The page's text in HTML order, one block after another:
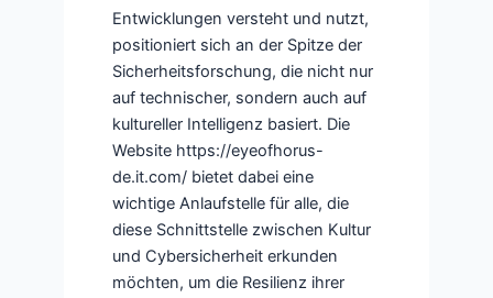
Entwicklungen versteht und nutzt,
positioniert sich an der Spitze der
Sicherheitsforschung, die nicht nur
auf technischer, sondern auch auf
kultureller Intelligenz basiert. Die
Website https://eyeofhorus-
de.it.com/ bietet dabei eine
wichtige Anlaufstelle für alle, die
diese Schnittstelle zwischen Kultur
und Cybersicherheit erkunden
möchten, um die Resilienz ihrer